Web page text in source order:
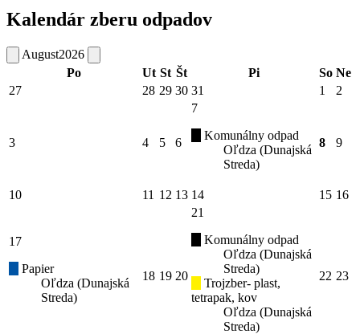
Kalendár zberu odpadov
August2026
Po
Ut St Št Pi So Ne
27
28 29 30 31 1 2
3 4 5 6
7
Komunálny odpad
Oľdza (Dunajská
Streda)
8 9
10 11 12 13 14 15 16
17
Papier
Oľdza (Dunajská
Streda)
18 19 20
21
Komunálny odpad
Oľdza (Dunajská
Streda)
Trojzber- plast,
tetrapak, kov
Oľdza (Dunajská
Streda)
22 23